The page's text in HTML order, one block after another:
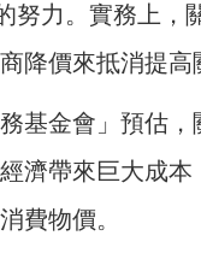
努力。實務上
降價來抵消提高
基金會」預估
濟帶來巨大成
費物價。